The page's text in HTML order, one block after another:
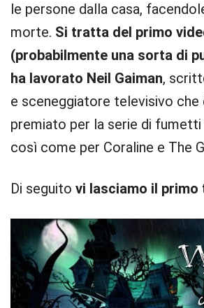
le persone dalla casa,
morte. Si tratta del primo
(probabilmente una sorta di
ha lavorato Neil Gaiman,
e sceneggiatore televisivo
premiato per la serie di fumetti
così come per Coraline e The
Di seguito vi lasciamo il